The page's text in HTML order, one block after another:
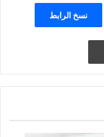
نسخ الرابط
مشاركة عبر البريد